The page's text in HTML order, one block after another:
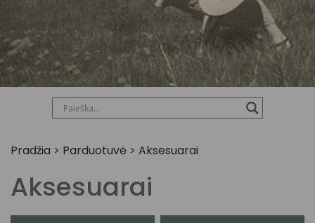
Pradžia > Parduotuvė > Aksesuarai
Aksesuarai